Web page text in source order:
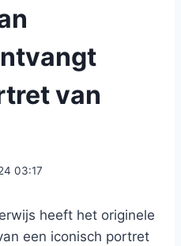
van
03:17
heeft het originele
een iconisch portret